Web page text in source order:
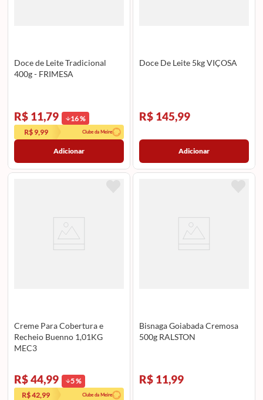
Doce de Leite Tradicional
400g - FRIMESA
R$ 11,79 16%
R$ 9,99
Clube da Meire
Adicionar
Doce De Leite 5kg VIÇOSA
R$ 145,99
Adicionar
Creme Para Cobertura e
Recheio Buenno 1,01KG
MEC3
R$ 44,99 5%
R$ 42,99
Clube da Meire
Bisnaga Goiabada Cremosa
500g RALSTON
R$ 11,99